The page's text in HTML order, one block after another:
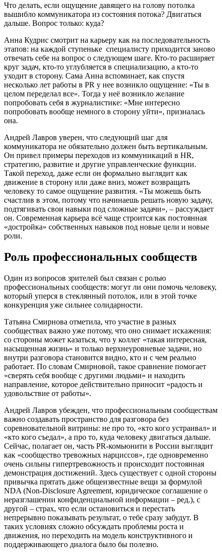
Что делать, если ощущение давящего на голову потолка
вышибло коммуникатора из состояния потока? Двигаться
дальше. Вопрос только: куда?
Анна Кудрис смотрит на карьеру как на последовательность
этапов: на каждой ступеньке специалисту приходится заново
отвечать себе на вопрос о следующем шаге. Кто-то расширяет
круг задач, кто-то углубляется в специализацию, а кто-то
уходит в сторону. Сама Анна вспоминает, как спустя
несколько лет работы в PR у нее возникло ощущение: «Ты в
целом переделал все». Тогда у неё возникло желание
попробовать себя в журналистике: «Мне интересно
попробовать вообще немного в сторону уйти», призналась
она.
Андрей Лавров уверен, что следующий шаг для
коммуникатора не обязательно должен быть вертикальным.
Он привел примеры переходов из коммуникаций в HR,
стратегию, развитие и другие управленческие функции.
Такой переход, даже если он формально выглядит как
движение в сторону или даже вниз, может возвращать
человеку то самое ощущение развития. «Ты можешь быть
счастлив в этом, потому что начинаешь решать новую задачу,
подтягивать свои навыки под сложные задачи», – рассуждает
он. Современная карьера всё чаще строится как постоянная
«достройка» собственных навыков под новые цели и новые
роли.
Роль профессиональных сообществ
Один из вопросов зрителей был связан с ролью
профессиональных сообществ: могут ли они помочь человеку,
который уперся в стеклянный потолок, или в этой точке
конкуренция уже сильнее солидарности.
Татьяна Смирнова отметила, что участие в разных
сообществах важно уже потому, что оно снимает искажения:
со стороны может казаться, что у коллег «такая интересная,
насыщенная жизнь» и только верхнеуровневые задачи, но
внутри разговора становится видно, кто и с чем реально
работает. По словам Смирновой, такое сравнение помогает
«сверять себя вообще с другими людьми» и находить
направление, которое действительно приносит «радость и
удовольствие от работы».
Андрей Лавров убежден, что профессиональным сообществам
важно создавать пространство для разговора без
соревновательной витрины: не про то, «кто кого устраивал» и
«кто кого съедал», а про то, куда человеку двигаться дальше.
Сейчас, полагает он, часть PR-комьюнити в России выглядит
как «сообщество тревожных нарциссов», где одновременно
очень сильны гипертревожность и происходит постоянная
демонстрация достижений. Здесь существует с одной стороны
привычка прятать даже общеизвестные вещи за формулой
NDA (Non-Disclosure Agreement, юридическое соглашение о
неразглашении конфиденциальной информации – ред.), с
другой – страх, что если остановиться и перестать
непрерывно показывать результат, о тебе сразу забудут. В
таких условиях сложно обсуждать проблемы роста и
движения, но переходить на модель конструктивного и
поддерживающего диалога было бы полезно.